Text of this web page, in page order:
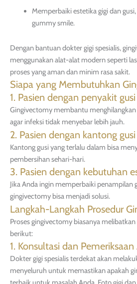
Memperbaiki estetika gigi dan
gummy smile.
Dengan bantuan dokter gigi spesialis,
menggunakan alat-alat modern seperti
proses yang aman dan minim rasa sakit.
Siapa yang Membutuhkan
1. Pasien dengan penyakit
Gingivectomy membantu
agar infeksi tidak menyebar lebih jauh.
2. Pasien dengan kantong
Kantong gusi yang terlalu dalam bisa
pembersihan sehari-hari.
3. Pasien dengan kebutuhan
Jika Anda ingin memperbaiki penampilan
gingivectomy bisa menjadi solusi.
Langkah-Langkah Prosedur
Proses gingivectomy biasanya
berikut:
1. Konsultasi dan
Dokter gigi spesialis terdekat akan
menyeluruh untuk memastikan apakah